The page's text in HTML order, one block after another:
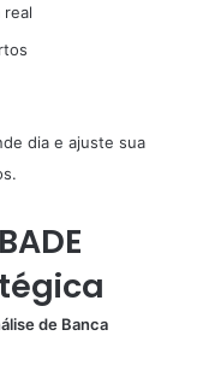
dia e ajuste sua
de Banca